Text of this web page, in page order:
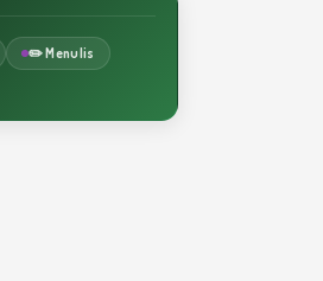
✏️ Menulis